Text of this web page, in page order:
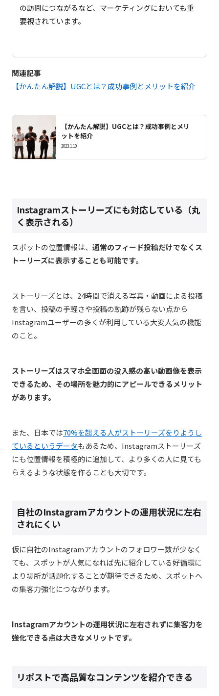
の訪問につながるなど、マーケティングにおいても重
要視されています。
関連記事
【かんたん解説】UGCとは？成功事例とメリットを紹介
【かんたん解説】UGCとは？成功事例とメリ
ットを紹介
2023.1.10
Instagramストーリーズにも対応している（丸
く表示される）
スポットの位置情報は、 通常のフィード投稿だけでなくス
トーリーズに表示することも可能です。
ストーリーズとは、24時間で消える写真・動画による投稿
を言い、投稿の手軽さや投稿の軌跡が残らない点から
Instagramユーザーの多くが利用している大変人気の機能
のこと。
ストーリーズはスマホ全画面の没入感の高い動画像を表示
できるため、その場所を魅力的にアピールできるメリット
があります。
また、日本では70%を超える人がストーリーズをりようし
ているというデータもあるため、Instagramストーリーズ
にも位置情報を積極的に追加して、より多くの人に見ても
らえるような状態を作ることも大切です。
自社のInstagramアカウントの運用状況に左右
されにくい​
仮に自社のInstagramアカウントのフォロワー数が少なく
ても、スポットが人気になれば先に紹介している好循環に
より場所が話題化することが期待できるため、スポットへ
の集客力強化につながります。
Instagramアカウントの運用状況に左右されずに集客力を
強化できる点は大きなメリットです。
リポストで高品質なコンテンツを紹介できる​